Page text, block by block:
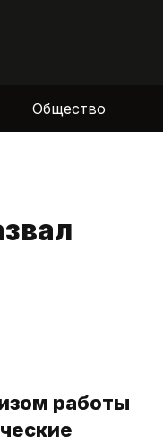
Общество
работы